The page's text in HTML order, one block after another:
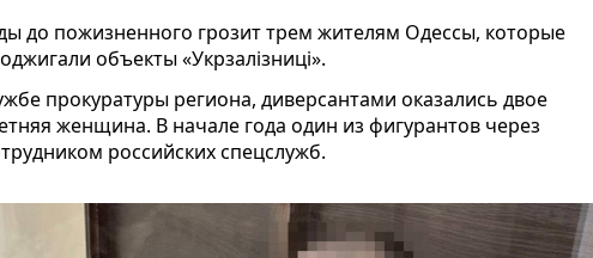
до пожизненного грозит трем жителям Одессы, которые
объекты «Укрзалізниці».
прокуратуры региона, диверсантами оказались двое
женщина. В начале года один из фигурантов через
российских спецслужб.